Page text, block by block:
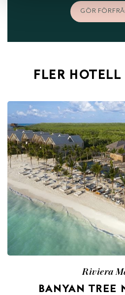
GÖR
FLER
Riviera
BANYAN TREE